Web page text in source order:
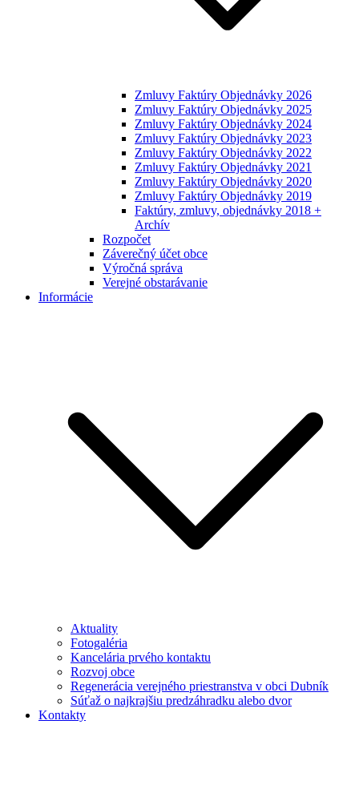
Zmluvy Faktúry Objednávky 2026
Zmluvy Faktúry Objednávky 2025
Zmluvy Faktúry Objednávky 2024
Zmluvy Faktúry Objednávky 2023
Zmluvy Faktúry Objednávky 2022
Zmluvy Faktúry Objednávky 2021
Zmluvy Faktúry Objednávky 2020
Zmluvy Faktúry Objednávky 2019
Faktúry, zmluvy, objednávky 2018 +
Archív
Rozpočet
Záverečný účet obce
Výročná správa
Verejné obstarávanie
Informácie
Aktuality
Fotogaléria
Kancelária prvého kontaktu
Rozvoj obce
Regenerácia verejného priestranstva v obci Dubník
Súťaž o najkrajšiu predzáhradku alebo dvor
Kontakty